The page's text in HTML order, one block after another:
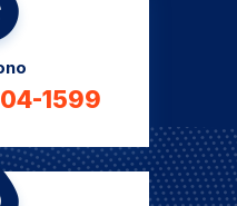
1599